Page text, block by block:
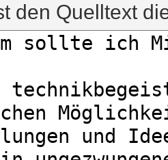
den Quelltext